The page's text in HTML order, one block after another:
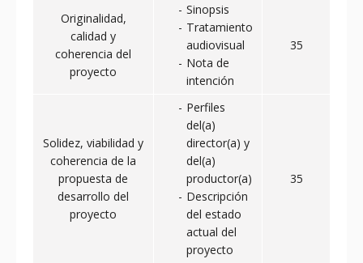
Originalidad,
calidad y
coherencia del
proyecto
Sinopsis
Tratamiento
audiovisual
Nota de
intención
35
Solidez, viabilidad y
coherencia de la
propuesta de
desarrollo del
proyecto
Perfiles
del(a)
director(a) y
del(a)
productor(a)
Descripción
del estado
actual del
proyecto
35